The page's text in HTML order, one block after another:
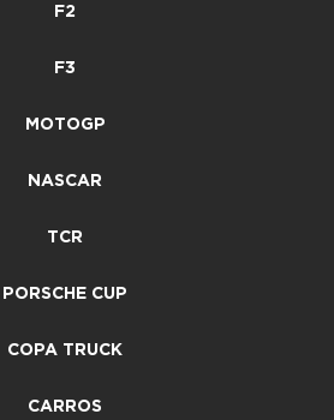
F2
F3
MOTOGP
NASCAR
TCR
PORSCHE CUP
COPA TRUCK
CARROS